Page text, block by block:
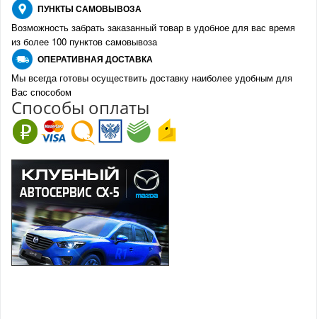
ПУНКТЫ САМОВЫВОЗА
Возможность забрать заказанный товар в удобное для вас время
из более 100 пунктов самовывоза
ОПЕРАТИВНАЯ ДОСТАВКА
Мы всегда готовы осуществить доставку наиболее удобным для
Вас способом
Способы оплаты